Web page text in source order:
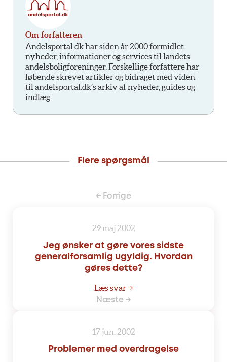
Om forfatteren
Andelsportal.dk har siden år 2000 formidlet
nyheder, informationer og services til landets
andelsboligforeninger. Forskellige forfattere har
løbende skrevet artikler og bidraget med viden
til andelsportal.dk’s arkiv af nyheder, guides og
indlæg.
Flere spørgsmål
← Forrige
29 maj 2002
Jeg ønsker at gøre vores sidste
generalforsamlig ugyldig. Hvordan
gøres dette?
Læs svar →
Næste →
17 jun. 2002
Problemer med overdragelse